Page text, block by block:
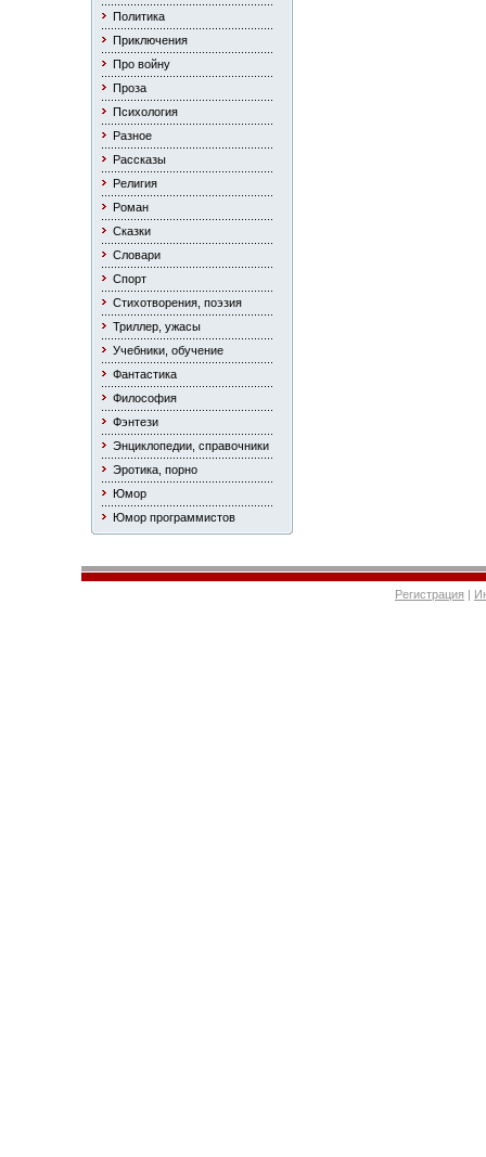
Политика
Приключения
Про войну
Проза
Психология
Разное
Рассказы
Религия
Роман
Сказки
Словари
Спорт
Стихотворения, поэзия
Триллер, ужасы
Учебники, обучение
Фантастика
Философия
Фэнтези
Энциклопедии, справочники
Эротика, порно
Юмор
Юмор программистов
Регистрация |